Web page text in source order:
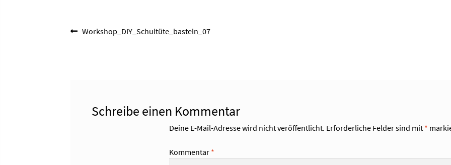
Beitragsnavigation
Vorheriger
Workshop_DIY_Schultüte_basteln_07
Schreibe einen Kommentar
Deine E-Mail-Adresse wird nicht veröffentlicht. Erforderliche Felder sind mit *
Kommentar *